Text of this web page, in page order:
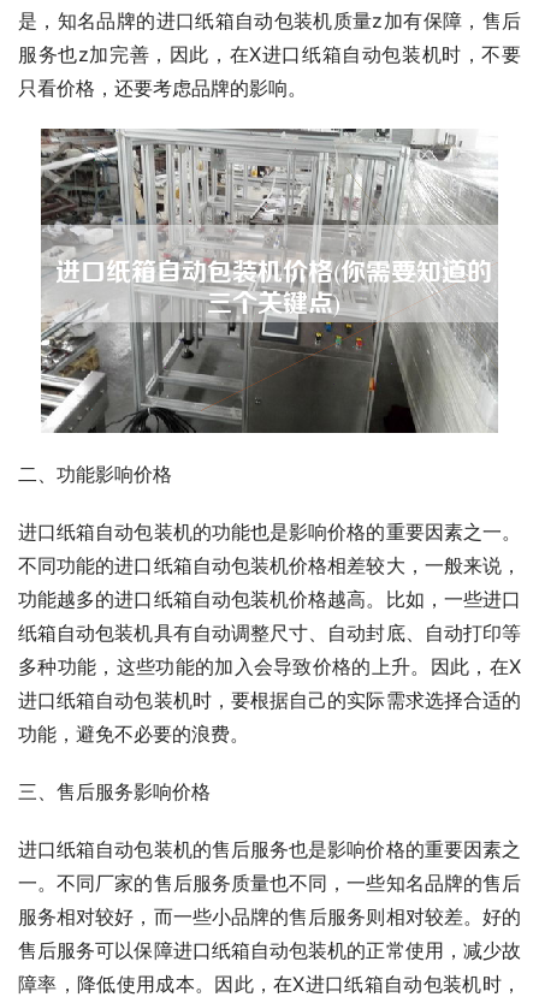
是，知名品牌的进口纸箱自动包装机质量z加有保障，售后
服务也z加完善，因此，在X进口纸箱自动包装机时，不要
只看价格，还要考虑品牌的影响。
二、功能影响价格
进口纸箱自动包装机的功能也是影响价格的重要因素之一。
不同功能的进口纸箱自动包装机价格相差较大，一般来说，
功能越多的进口纸箱自动包装机价格越高。比如，一些进口
纸箱自动包装机具有自动调整尺寸、自动封底、自动打印等
多种功能，这些功能的加入会导致价格的上升。因此，在X
进口纸箱自动包装机时，要根据自己的实际需求选择合适的
功能，避免不必要的浪费。
三、售后服务影响价格
进口纸箱自动包装机的售后服务也是影响价格的重要因素之
一。不同厂家的售后服务质量也不同，一些知名品牌的售后
服务相对较好，而一些小品牌的售后服务则相对较差。好的
售后服务可以保障进口纸箱自动包装机的正常使用，减少故
障率，降低使用成本。因此，在X进口纸箱自动包装机时，